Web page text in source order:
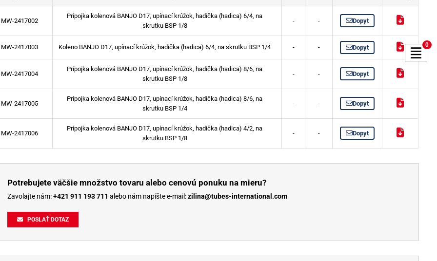
MW-2417002
Prípojka kolenová BANJO D17, upínací krúžok, hadička (hadica) 6/4, na
skrutku BSP 1/8
- - Dopyt
MW-2417003 Koleno BANJO D17, upínací krúžok, hadička (hadica) 6/4, na skrutku BSP 1/4 - - Dopyt
MW-2417004
Prípojka kolenová BANJO D17, upínací krúžok, hadička (hadica) 8/6, na
skrutku BSP 1/8
- - Dopyt
MW-2417005
Prípojka kolenová BANJO D17, upínací krúžok, hadička (hadica) 8/6, na
skrutku BSP 1/4
- - Dopyt
MW-2417006
Prípojka kolenová BANJO D17, upínací krúžok, hadička (hadica) 4/2, na
skrutku BSP 1/8
- - Dopyt
Potrebujete väčšie množstvo tovaru alebo cenovú ponuku na mieru?
Zavolajte nám:+421 911 193 711 alebo nám napíšte e-mail:zilina@tubes-international.com
POSLAŤ DOTAZ
0